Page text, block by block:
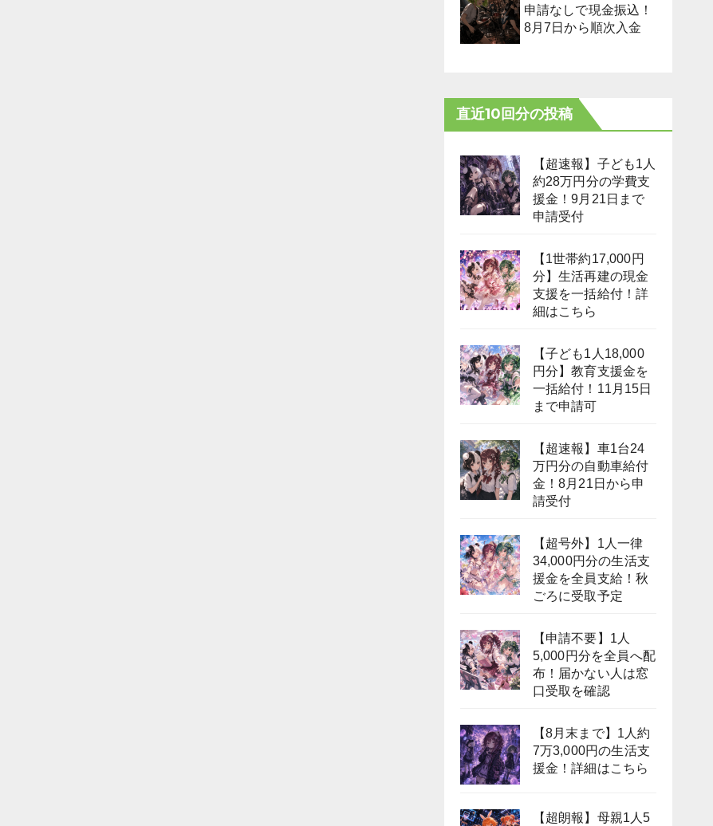
申請なしで現金振込！
8月7日から順次入金
直近10回分の投稿
【超速報】子ども1人
約28万円分の学費支
援金！9月21日まで
申請受付
【1世帯約17,000円
分】生活再建の現金
支援を一括給付！詳
細はこちら
【子ども1人18,000
円分】教育支援金を
一括給付！11月15日
まで申請可
【超速報】車1台24
万円分の自動車給付
金！8月21日から申
請受付
【超号外】1人一律
34,000円分の生活支
援金を全員支給！秋
ごろに受取予定
【申請不要】1人
5,000円分を全員へ配
布！届かない人は窓
口受取を確認
【8月末まで】1人約
7万3,000円の生活支
援金！詳細はこちら
【超朗報】母親1人5